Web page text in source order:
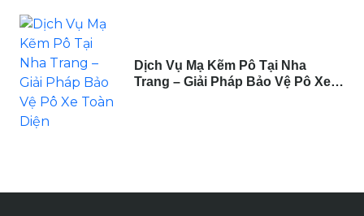
Dịch Vụ Mạ Kẽm Pô Tại Nha
Trang – Giải Pháp Bảo Vệ Pô Xe